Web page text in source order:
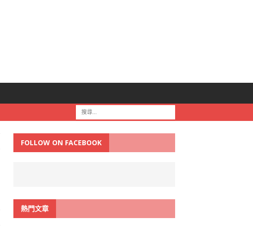
FOLLOW ON FACEBOOK
熱門文章